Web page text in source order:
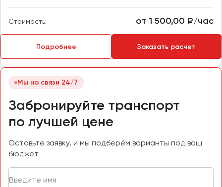
Стоимость: от 1 500,00 ₽/час
Подробнее Заказать расчет
Мы на связи 24/7
Забронируйте транспорт
по лучшей цене
Оставьте заявку, и мы подберём варианты под ваш
бюджет
Петрозаводск
Псков
Ростов-на-Дону
Санкт-Петербург
Севастополь
Симферополь
Смоленск
Сочи